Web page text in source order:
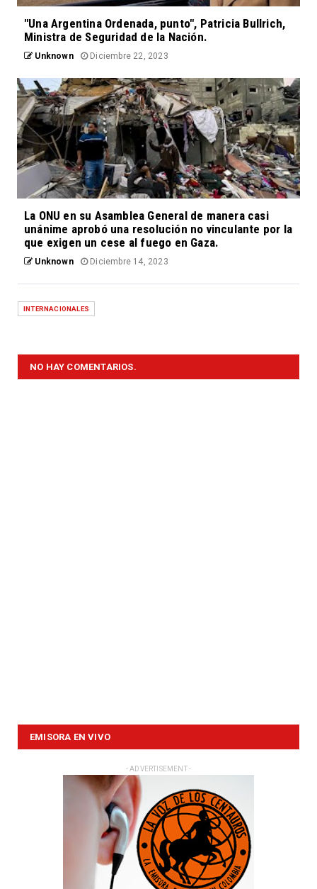
"Una Argentina Ordenada, punto", Patricia Bullrich,
Ministra de Seguridad de la Nación.
Unknown Diciembre 22, 2023
La ONU en su Asamblea General de manera casi
unánime aprobó una resolución no vinculante por la
que exigen un cese al fuego en Gaza.
Unknown Diciembre 14, 2023
INTERNACIONALES
NO HAY COMENTARIOS.
EMISORA EN VIVO
- ADVERTISEMENT -